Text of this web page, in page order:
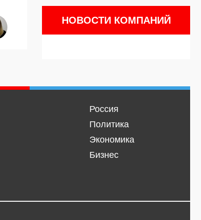
НОВОСТИ КОМПАНИЙ
Россия
Политика
Экономика
Бизнес